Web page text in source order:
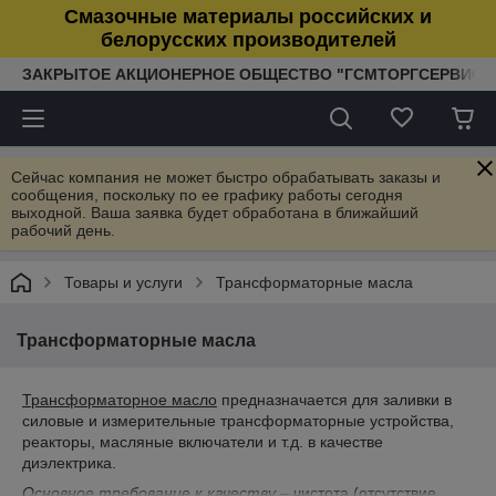
Смазочные материалы российских и
белорусских производителей
ЗАКРЫТОЕ АКЦИОНЕРНОЕ ОБЩЕСТВО "ГСМТОРГСЕРВИС"
Сейчас компания не может быстро обрабатывать заказы и
сообщения, поскольку по ее графику работы сегодня
выходной. Ваша заявка будет обработана в ближайший
рабочий день.
Товары и услуги Трансформаторные масла
Трансформаторные масла
Трансформаторное масло предназначается для заливки в
силовые и измерительные трансформаторные устройства,
реакторы, масляные включатели и т.д. в качестве
диэлектрика.